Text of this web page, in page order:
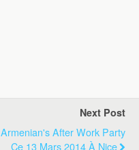
Next Post
Armenian's After Work Party
Ce 13 Mars 2014 À Nice